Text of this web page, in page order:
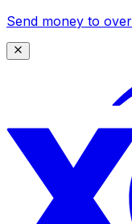
Send money to